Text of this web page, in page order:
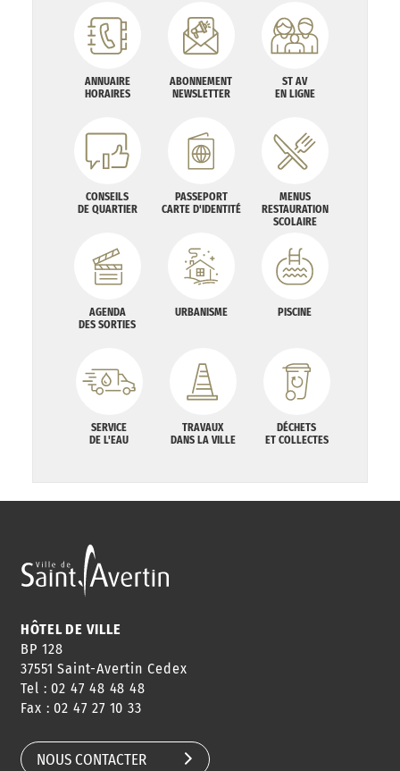
ANNUAIRE
HORAIRES
ABONNEMENT
NEWSLETTER
ST AV
EN LIGNE
CONSEILS
DE QUARTIER
PASSEPORT
CARTE D'IDENTITÉ
MENUS
RESTAURATION
SCOLAIRE
AGENDA
DES SORTIES
URBANISME PISCINE
SERVICE
DE L'EAU
TRAVAUX
DANS LA VILLE
DÉCHETS
ET COLLECTES
HÔTEL DE VILLE
BP 128
37551 Saint-Avertin Cedex
Tel : 02 47 48 48 48
Fax : 02 47 27 10 33
NOUS CONTACTER